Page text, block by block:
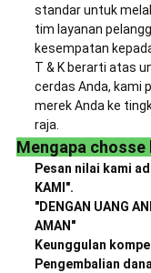
standar untuk
tim layanan
kesempatan
T & K berarti atas
cerdas Anda, kami
merek Anda ke
raja.
Mengapa chosse
Pesan nilai kami
KAMI".
"DENGAN UANG
AMAN"
Keunggulan
Pengembalian